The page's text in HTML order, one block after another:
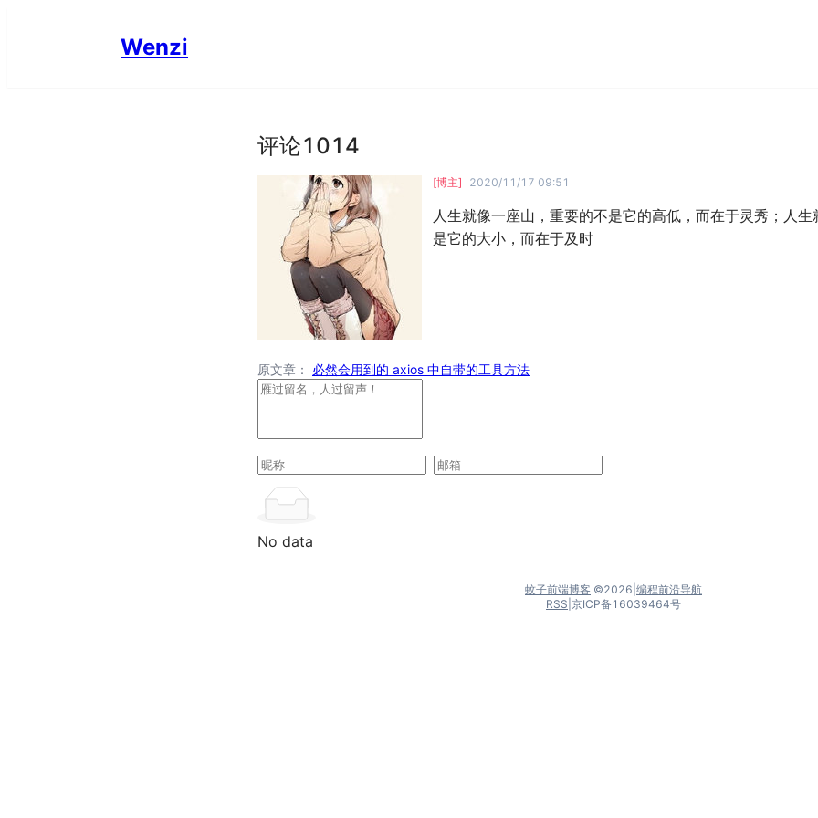
Wenzi
评论1014
[博主] 2020/11/17 09:51
人生就像一座山，重要的不是它的高低，而在于灵秀；人
是它的大小，而在于及时
原文章： 必然会用到的 axios 中自带的工具方法
No data
蚊子前端博客 ©2026 编程前沿导航
RSS 京ICP备16039464号